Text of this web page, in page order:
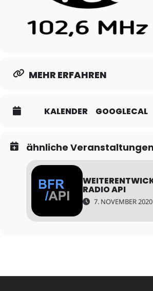
MEHR ERFAHREN
KALENDER GOOGLECAL
ähnliche Veranstaltungen
RADIO API
7. NOVEMBER